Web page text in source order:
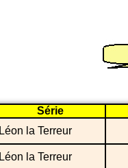
Série
Léon la Terreur
Léon la Terreur